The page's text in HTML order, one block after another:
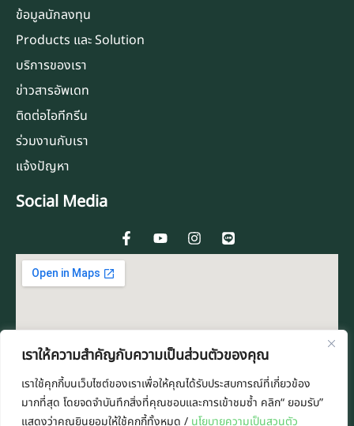
เราให้ความสำคัญกับความเป็นส่วนตัวของคุณ
เราใช้คุกกี้บนเว็บไซต์ของเราเพื่อให้คุณได้รับประสบการณ์ที่เกี่ยวข้อง
มากที่สุด โดยจดจำบันทึกสิ่งที่คุณชอบและการเข้าชมซ้ำ คลิก“ ยอมรับ”
แสดงว่าคุณยินยอมให้ใช้คุกกี้ทั้งหมด / นโยบายความเป็นสวนตัว
ข้อมูลนักลงทุน
Products และ Solution
บริการของเรา
ข่าวสารอัพเดท
ติดต่อไอทีกรีน
ร่วมงานกับเรา
แจ้งปัญหา
Social Media
a
c
e
-
f
o
u
t
n
s
t
m
i
n
e